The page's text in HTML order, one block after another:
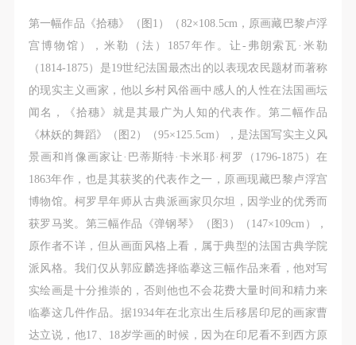
第一幅作品《拾穗》（图1）（82×108.5cm，原画藏巴黎卢浮
宫博物馆），米勒（法）1857年作。让-弗朗索瓦·米勒
（1814-1875）是19世纪法国最杰出的以表现农民题材而著称
的现实主义画家，他以乡村风俗画中感人的人性在法国画坛
闻名，《拾穗》就是其最广为人知的代表作。第二幅作品
《林妖的舞蹈》（图2）（95×125.5cm），是法国写实主义风
景画和肖像画家让·巴蒂斯特·卡米耶·柯罗（1796-1875）在
1863年作，也是其获奖的代表作之一，原画现藏巴黎卢浮宫
博物馆。柯罗早年师从古典派画家贝尔坦，因学业的优秀而
获罗马奖。第三幅作品《弹钢琴》（图3）（147×109cm），
原作者不详，但从画面风格上看，属于典型的法国古典学院
派风格。我们仅从郭应麟选择临摹这三幅作品来看，他对写
实绘画是十分推崇的，否则他也不会花费大量时间和精力来
临摹这几件作品。据1934年在北京出生后移居印尼的画家曹
达立说，他17、18岁学画的时候，因为在印尼看不到西方原
备以人为本、团结友爱、互相帮助和助人为乐的良好
品质。
第三条
参加本次活动人员应该是成年人（具有完全民事行为
能力的人，18周岁以上）未成年人必须在成年人的陪
同下参观。
第四条
参加活动者在此次活动期间的人身安全责任自负。鼓
励参加者自行购买人身安全保险。活动中一旦出现事
故，活动中任何非事故当事人及美术馆将不承担人身
事故的任何责任，但有互相援助的义务。参加活动的
成员应当积极主动的组织实施救援工作，但对事故本
身不承担任何法律责任和经济责任。参加本次活动者
的人身安全不负有民事及相关连带责任。
备以人为本、团结友爱、互相帮助和助人为乐的良好
品质。
第三条
参加本次活动人员应该是成年人（具有完全民事行为
能力的人，18周岁以上）未成年人必须在成年人的陪
同下参观。
第四条
参加活动者在此次活动期间的人身安全责任自负。鼓
励参加者自行购买人身安全保险。活动中一旦出现事
故，活动中任何非事故当事人及美术馆将不承担人身
事故的任何责任，但有互相援助的义务。参加活动的
成员应当积极主动的组织实施救援工作，但对事故本
身不承担任何法律责任和经济责任。参加本次活动者
的人身安全不负有民事及相关连带责任。
备以人为本、团结友爱、互相帮助和助人为乐的良好
品质。
第三条
参加本次活动人员应该是成年人（具有完全民事行为
能力的人，18周岁以上）未成年人必须在成年人的陪
同下参观。
第四条
参加活动者在此次活动期间的人身安全责任自负。鼓
励参加者自行购买人身安全保险。活动中一旦出现事
故，活动中任何非事故当事人及美术馆将不承担人身
事故的任何责任，但有互相援助的义务。参加活动的
成员应当积极主动的组织实施救援工作，但对事故本
身不承担任何法律责任和经济责任。参加本次活动者
的人身安全不负有民事及相关连带责任。